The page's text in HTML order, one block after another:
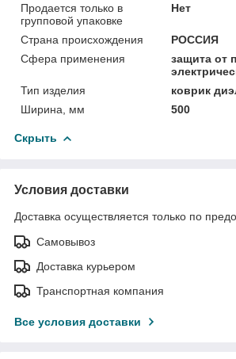
Продается только в
групповой упаковке
Нет
Страна происхождения
РОССИЯ
Сфера применения
защита от
Тип изделия
коврик
Ширина, мм
500
Скрыть
Условия доставки
Доставка осуществляется только по
Самовывоз
Доставка курьером
Транспортная компания
Все условия доставки